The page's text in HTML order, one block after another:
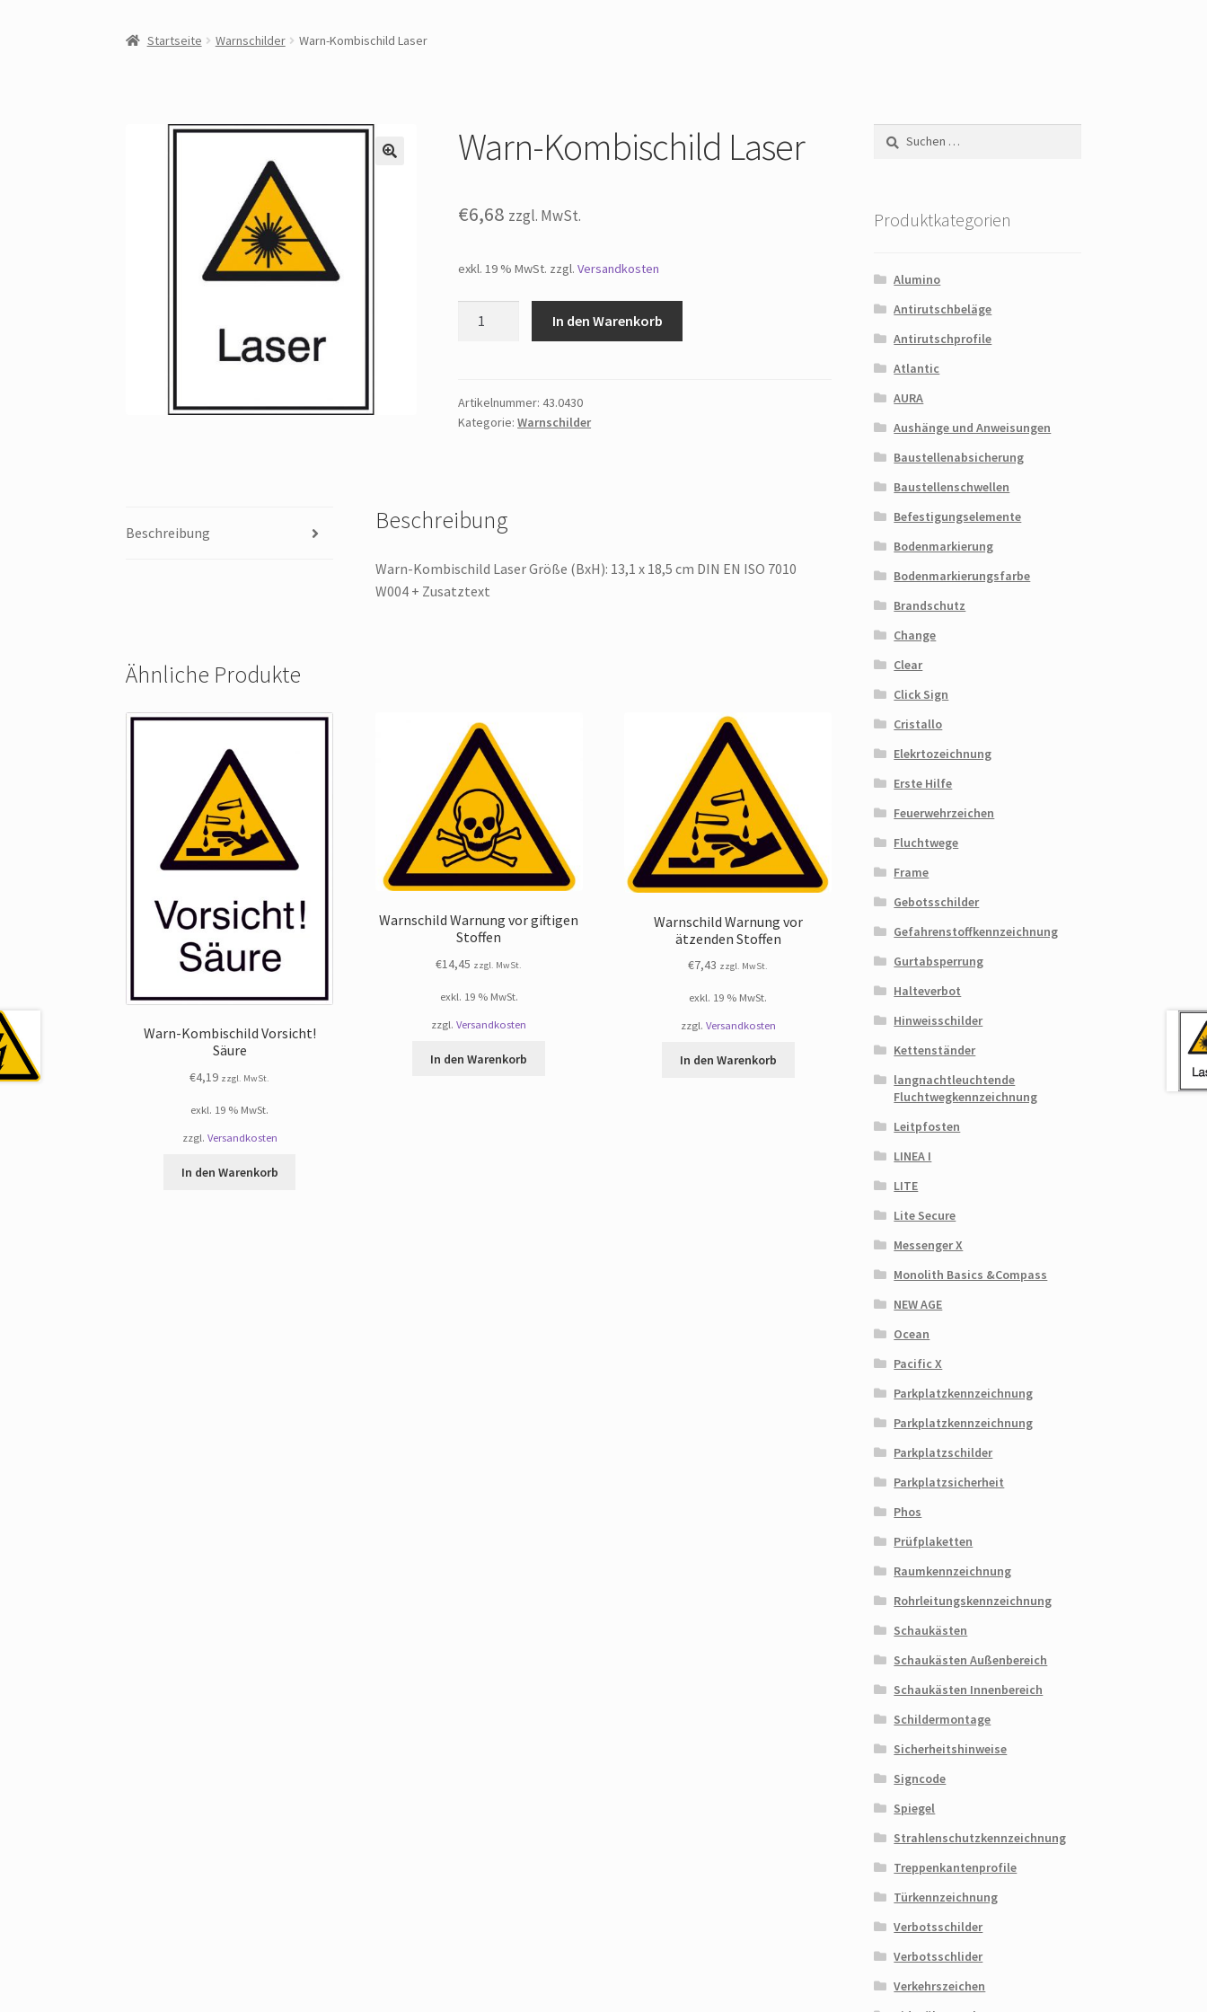
Startseite Warnschilder Warn-Kombischild Laser
Warn-Kombischild Laser
€6,68 zzgl. MwSt.
exkl. 19 % MwSt. zzgl.Versandkosten
In den Warenkorb
Artikelnummer:43.0430
Kategorie:Warnschilder
Beschreibung Beschreibung
Warn-Kombischild Laser Größe (BxH): 13,1 x 18,5 cm DIN EN ISO 7010
W004 + Zusatztext
Ähnliche Produkte
Warn-Kombischild Vorsicht!
Säure
€4,19 zzgl. MwSt.
exkl. 19 % MwSt.
zzgl. Versandkosten
In den Warenkorb
Warnschild Warnung vor giftigen
Stoffen
€14,45 zzgl. MwSt.
exkl. 19 % MwSt.
zzgl.Versandkosten
In den Warenkorb
Warnschild Warnung vor
ätzenden Stoffen
€7,43 zzgl. MwSt.
exkl. 19 % MwSt.
zzgl. Versandkosten
In den Warenkorb
Suchen
nach:
Produktkategorien
Alumino
Antirutschbeläge
Antirutschprofile
Atlantic
AURA
Aushänge und Anweisungen
Baustellenabsicherung
Baustellenschwellen
Befestigungselemente
Bodenmarkierung
Bodenmarkierungsfarbe
Brandschutz
Change
Clear
Click Sign
Cristallo
Elekrtozeichnung
Erste Hilfe
Feuerwehrzeichen
Fluchtwege
Frame
Gebotsschilder
Gefahrenstoffkennzeichnung
Gurtabsperrung
Halteverbot
Hinweisschilder
Kettenständer
langnachtleuchtende
Fluchtwegkennzeichnung
Leitpfosten
LINEA I
LITE
Lite Secure
Messenger X
Monolith Basics &Compass
NEW AGE
Ocean
Pacific X
Parkplatzkennzeichnung
Parkplatzkennzeichnung
Parkplatzschilder
Parkplatzsicherheit
Phos
Prüfplaketten
Raumkennzeichnung
Rohrleitungskennzeichnung
Schaukästen
Schaukästen Außenbereich
Schaukästen Innenbereich
Schildermontage
Sicherheitshinweise
Signcode
Spiegel
Strahlenschutzkennzeichnung
Treppenkantenprofile
Türkennzeichnung
Verbotsschilder
Verbotsschlider
Verkehrszeichen